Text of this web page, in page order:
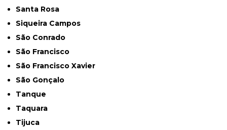
Santa Rosa
Siqueira Campos
São Conrado
São Francisco
São Francisco Xavier
São Gonçalo
Tanque
Taquara
Tijuca